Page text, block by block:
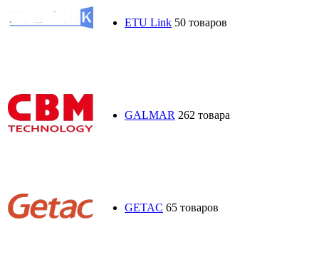
ETU Link 50 товаров
GALMAR 262 товара
GETAC 65 товаров